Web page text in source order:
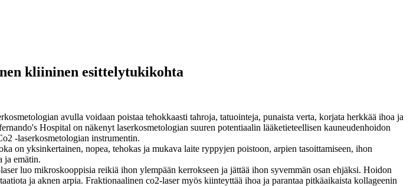
kliininen esittelytukikohta
avulla voidaan poistaa tehokkaasti tahroja, tatuointeja, punaista verta, korjata herkkää ihoa ja
Hospital on näkenyt laserkosmetologian suuren potentiaalin lääketieteellisen kauneudenhoidon
-laserkosmetologian instrumentin.
on yksinkertainen, nopea, tehokas ja mukava laite ryppyjen poistoon, arpien tasoittamiseen, ihon
ja emätin.
luo mikroskooppisia reikiä ihon ylempään kerrokseen ja jättää ihon syvemmän osan ehjäksi. Hoidon
ja aknen arpia. Fraktionaalinen co2-laser myös kiinteyttää ihoa ja parantaa pitkäaikaista kollageenin